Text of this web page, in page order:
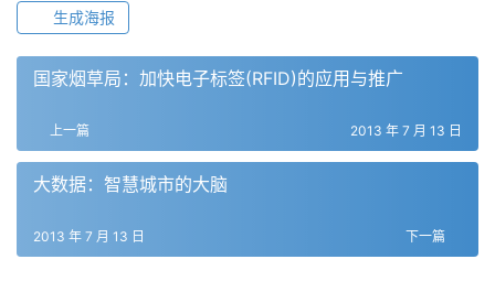
生成海报
国家烟草局：加快电子标签(RFID)的应用与推广
上一篇 2013 年 7 月 13 日
大数据：智慧城市的大脑
下一篇
2013 年 7 月 13 日